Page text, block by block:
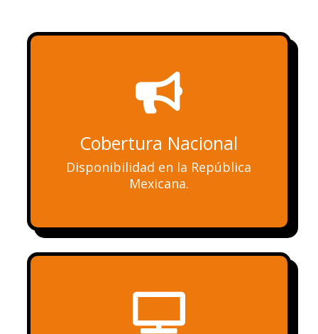

Cobertura Nacional
Disponibilidad en la República
Mexicana.
